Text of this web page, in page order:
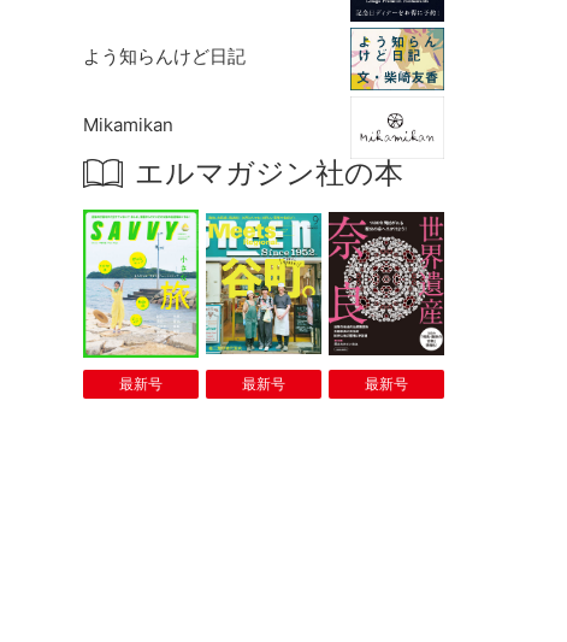
よう知らんけど日記
Mikamikan
エルマガジン社の本
最新号 最新号 最新号